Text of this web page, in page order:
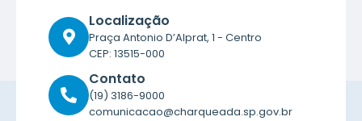
Localização
Praça Antonio D’Alprat, 1 - Centro
CEP: 13515-000
Contato
(19) 3186-9000
comunicacao@charqueada.sp.gov.br